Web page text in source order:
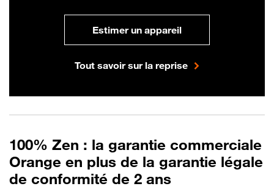
Estimer un appareil
Tout savoir sur la reprise
100% Zen : la garantie commerciale
Orange en plus de la garantie légale
de conformité de 2 ans